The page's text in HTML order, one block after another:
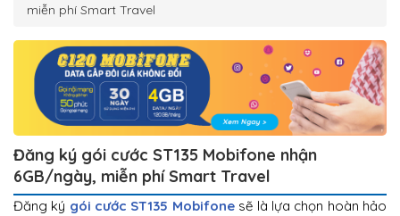
miễn phí Smart Travel
Đăng ký gói cước ST135 Mobifone nhận
6GB/ngày, miễn phí Smart Travel
Đăng ký gói cước ST135 Mobifonesẽ là lựa chọn hoàn hảo